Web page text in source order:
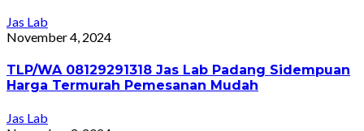
Jas Lab
November 4, 2024
TLP/WA 08129291318 Jas Lab Padang Sidempuan
Harga Termurah Pemesanan Mudah
Jas Lab